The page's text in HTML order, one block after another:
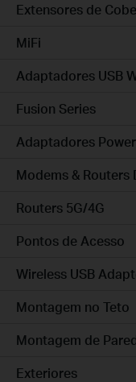
Extensores de
MiFi
Adaptadores USB
Fusion Series
Adaptadores
Modems & Routers
Routers 5G/4G
Pontos de Acesso
Wireless USB
Montagem no Teto
Montagem de
Exteriores